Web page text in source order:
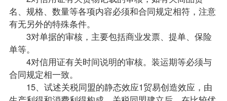
名、规格、数量等各项内容必须和合同规定相符，注意
有无另外的特殊条件。
3对单据的审核，主要包括商业发票、提单、保险
单等。
4对信用证有关时间说明的审核。装运期等必须与
合同规定相一致。
15、试述关税同盟的静态效应1贸易创造效应，由